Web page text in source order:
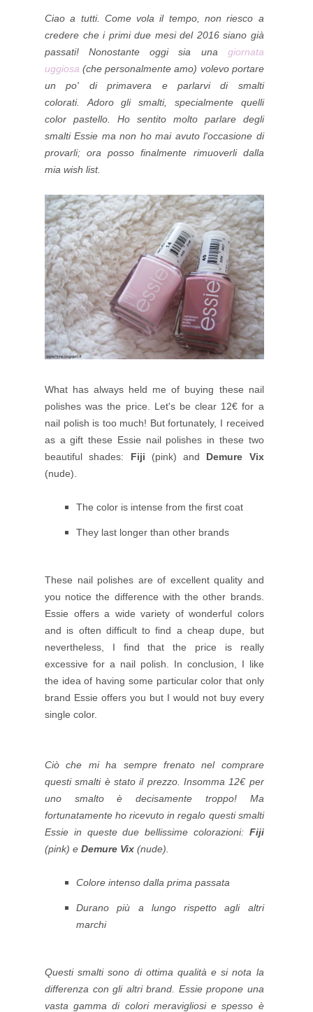
Ciao a tutti. Come vola il tempo, non riesco a
credere che i primi due mesi del 2016 siano già
passati! Nonostante oggi sia una giornata
uggiosa (che personalmente amo) volevo portare
un po' di primavera e parlarvi di smalti
colorati. Adoro gli smalti, specialmente quelli
color pastello. Ho sentito molto parlare degli
smalti Essie ma non ho mai avuto l'occasione di
provarli; ora posso finalmente rimuoverli dalla
mia wish list.
What has always held me of buying these nail
polishes was the price. Let's be clear 12€ for a
nail polish is too much! But fortunately, I received
as a gift these Essie nail polishes in these two
beautiful shades: Fiji (pink) and Demure Vix
(nude).
The color is intense from the first coat
They last longer than other brands
These nail polishes are of excellent quality and
you notice the difference with the other brands.
Essie offers a wide variety of wonderful colors
and is often difficult to find a cheap dupe, but
nevertheless, I find that the price is really
excessive for a nail polish. In conclusion, I like
the idea of having some particular color that only
brand Essie offers you but I would not buy every
single color.
Ciò che mi ha sempre frenato nel comprare
questi smalti è stato il prezzo. Insomma 12€ per
uno smalto è decisamente troppo! Ma
fortunatamente ho ricevuto in regalo questi smalti
Essie in queste due bellissime colorazioni: Fiji
(pink) e Demure Vix (nude).
Colore intenso dalla prima passata
Durano più a lungo rispetto agli altri
marchi
Questi smalti sono di ottima qualità e si nota la
differenza con gli altri brand. Essie propone una
vasta gamma di colori meravigliosi e spesso è